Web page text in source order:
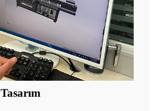
Tasarım